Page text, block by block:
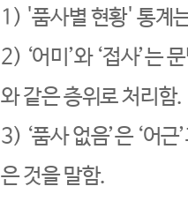
1) '품사별 현황' 통계
2) ‘어미’와 ‘접사’는
와 같은 층위로 처리함.
3) ‘품사 없음’은 ‘어
은 것을 말함.